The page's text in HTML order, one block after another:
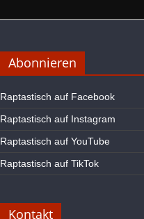
Abonnieren
Raptastisch auf Facebook
Raptastisch auf Instagram
Raptastisch auf YouTube
Raptastisch auf TikTok
Kontakt